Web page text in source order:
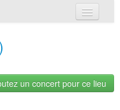
un concert pour ce lieu